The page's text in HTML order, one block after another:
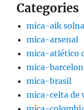
Categories
mica-aik solna
mica-arsenal
mica-atlético
mica-
mica-brasil
mica-celta de